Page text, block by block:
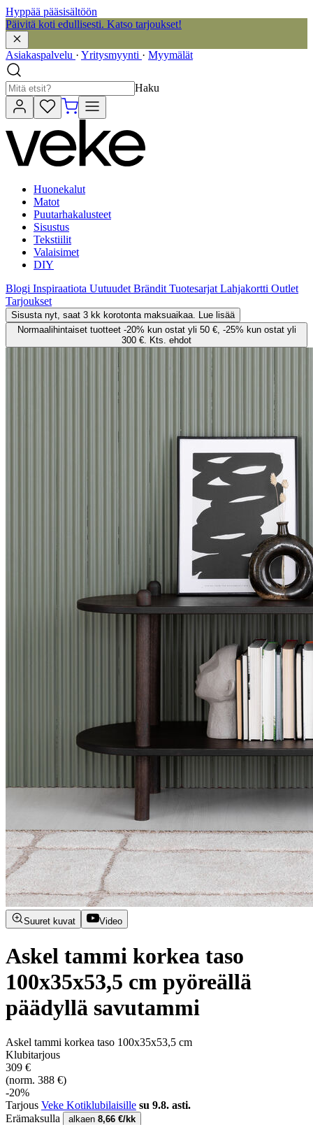
Hyppää pääsisältöön
Päivitä koti edullisesti. Katso tarjoukset!
Asiakaspalvelu · Yritysmyynti · Myymälät
Haku
Huonekalut
Matot
Puutarhakalusteet
Sisustus
Tekstiilit
Valaisimet
DIY
Blogi Inspiraatiota Uutuudet Brändit Tuotesarjat Lahjakortti Outlet
Tarjoukset
Sisusta nyt, saat 3 kk korotonta maksuaikaa. Lue lisää
Normaalihintaiset tuotteet -20% kun ostat yli 50 €, -25% kun ostat yli
300 €. Kts. ehdot
Suuret kuvat Video
Askel tammi korkea taso
100x35x53,5 cm pyöreällä
päädyllä savutammi
Askel tammi korkea taso 100x35x53,5 cm
Klubitarjous
309 €
(norm. 388 €)
-20%
Tarjous Veke Kotiklubilaisille su 9.8. asti.
Erämaksulla
alkaen 8,66 €/kk